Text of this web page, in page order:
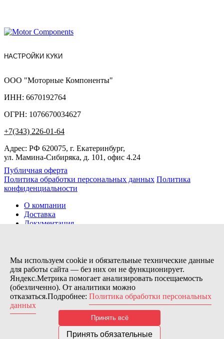
НАСТРОЙКИ КУКИ
ООО "Моторные Компоненты"
ИНН: 6670192764
ОГРН: 1076670034627
+7(343) 226-01-64
Адрес: РФ 620075, г. Екатеринбург,
ул. Мамина-Сибиряка, д. 101, офис 4.24
Публичная оферта
Политика обработки персональных данных Политика
конфиденциальности
О компании
Доставка
Документация
Контакты
Заказов сегодня / Всего
39
11115
Нас можно найти тут:
© 2026 Motor Components. Все права защищены
Дизайн и разработка сайта
Nice’
Мы используем cookie и обязательные технические данные
для работы сайта — без них он не функционирует.
Яндекс.Метрика помогает анализировать посещаемость
(обезличенно). От аналитики можно
отказаться.Подробнее: Политика обработки персональных
данных
Принять всё
Принять обязательные